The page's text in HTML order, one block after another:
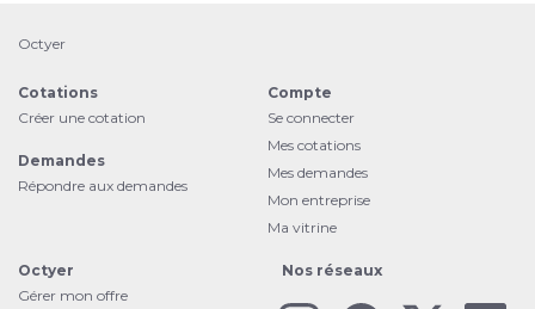
Octyer
Cotations
Créer une cotation
Demandes
Répondre aux demandes
Compte
Se connecter
Mes cotations
Mes demandes
Mon entreprise
Ma vitrine
Octyer
Gérer mon offre
Nos réseaux